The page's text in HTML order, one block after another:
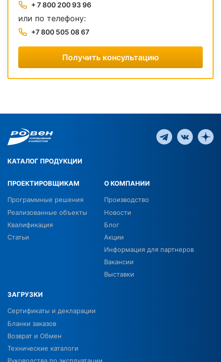
+ 7 800 200 93 96
или по телефону:
+7 800 505 08 67
Получить консультацию
КАТАЛОГ ПРОДУКЦИИ
ПРОЕКТИРОВЩИКАМ
Программные решения
Реализованные объекты
Квалификация
Статьи
О КОМПАНИИ
Производство
Новости
Блог
Акции
Информация для партнеров
Вакансии
Выставки
ЗАГРУЗКИ
Сертификаты и декларации
Бланки заказов
Возврат и Обмен
Технические каталоги